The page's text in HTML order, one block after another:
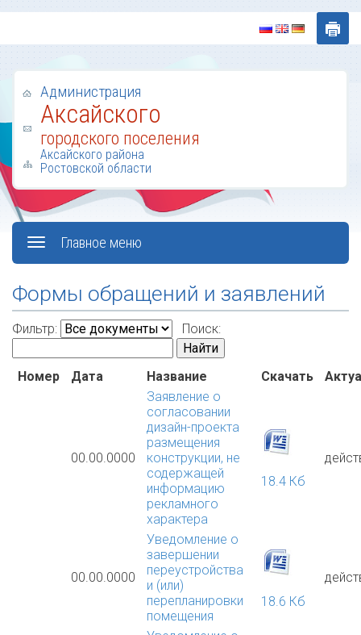
Администрация
Аксайского
городского поселения
Аксайского района
Ростовской области
Главное меню
Формы обращений и заявлений
Фильтр:
Поиск:
Найти
Номер
Дата Название Скачать
00.00.0000
Заявление о
согласовании
дизайн-проекта
размещения
конструкции, не
содержащей
информацию
рекламного
характера
18.4 Кб
00.00.0000
Уведомление о
завершении
переустройства
и (или)
перепланировки
помещения
18.6 Кб